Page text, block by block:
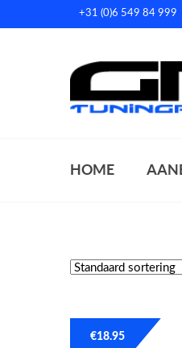
+31 (0)6 549 84 999
HOME
€18.95